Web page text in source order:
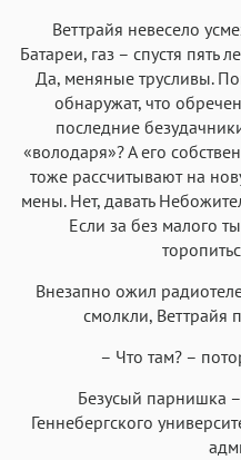
Веттрайя невесело
Батареи, газ – спустя пять
Да, меняные трусливы.
обнаружат, что
последние
«володаря»? А его
тоже рассчитывают на
мены. Нет, давать
Если за без малого
Внезапно ожил
смолкли, Веттрайя
– Что там? –
Безусый парнишка
Геннебергского